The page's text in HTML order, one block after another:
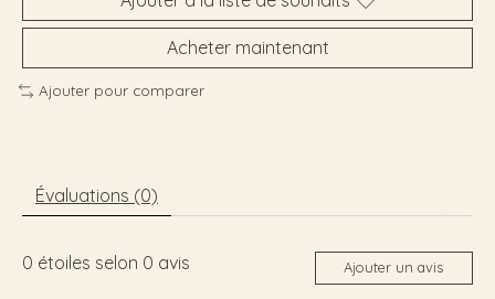
Acheter maintenant
Ajouter pour comparer
Évaluations (0)
0 étoiles selon 0 avis Ajouter un avis